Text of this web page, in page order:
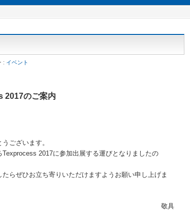
: イベント
2017のご案内
ございます。
2017に参加出展する運びとなりましたの
らぜひお立ち寄りいただけますようお願い申し上げま
敬具